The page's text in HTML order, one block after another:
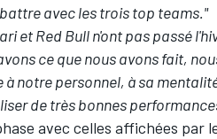
avec les trois top teams."
et Red Bull n'ont pas passé
ce que nous avons fait,
notre personnel, à sa
de très bonnes
avec celles affichées par